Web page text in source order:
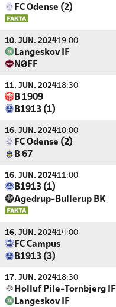
FC Odense (2)
10. JUN. 202419:00
Langeskov IF
NØFF
11. JUN. 202418:30
B 1909
B1913 (1)
16. JUN. 202410:00
FC Odense (2)
B 67
16. JUN. 202411:00
B1913 (1)
Agedrup-Bullerup BK
16. JUN. 202414:00
FC Campus
B1913 (3)
17. JUN. 202418:30
Holluf Pile-Tornbjerg IF
Langeskov IF